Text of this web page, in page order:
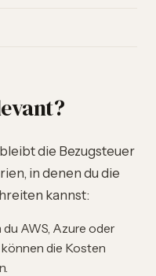
die Bezugsteuer
in denen du die
kannst:
du AWS, Azure oder
die Kosten